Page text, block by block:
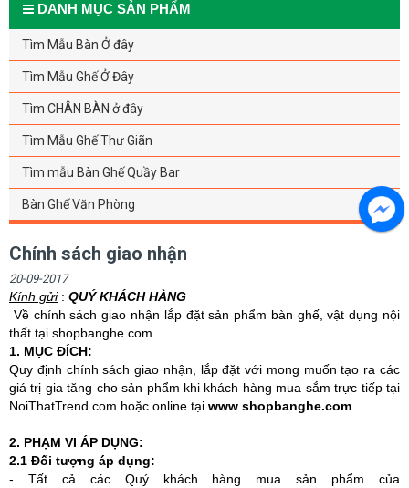
DANH MỤC SẢN PHẨM
Tìm Mẫu Bàn Ở đây
Tìm Mẫu Ghế Ở Đây
Tìm CHÂN BÀN ở đây
Tìm Mẫu Ghế Thư Giãn
Tìm mẫu Bàn Ghế Quầy Bar
Bàn Ghế Văn Phòng
Chính sách giao nhận
20-09-2017
Kính gửi: QUÝ KHÁCH HÀNG
Về chính sách giao nhận lắp đặt sản phẩm bàn ghế, vật dụng nội
thất tại shopbanghe.com
1. MỤC ĐÍCH:
Quy định chính sách giao nhận, lắp đặt với mong muốn tạo ra các
giá trị gia tăng cho sản phẩm khi khách hàng mua sắm trực tiếp tại
NoiThatTrend.com hoặc online tại www.shopbanghe.com.
2. PHẠM VI ÁP DỤNG:
2.1 Đối tượng áp dụng:
- Tất cả các Quý khách hàng mua sản phẩm của